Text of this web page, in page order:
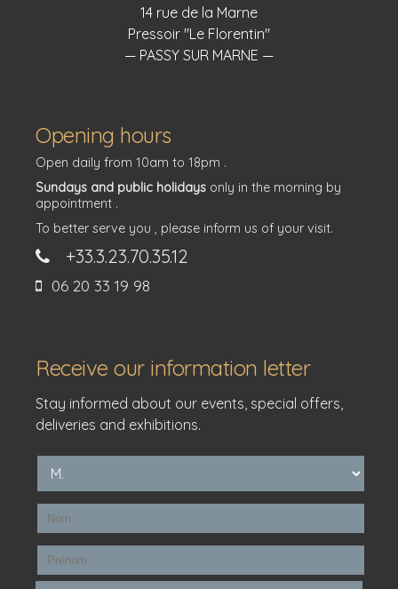
14 rue de la Marne
Pressoir "Le Florentin"
— PASSY SUR MARNE —
Opening hours
Open daily from 10am to 18pm .
Sundays and public holidays only in the morning by
appointment .
To better serve you , please inform us of your visit.
+33.3.23.70.35.12
06 20 33 19 98
Receive our information letter
Stay informed about our events, special offers,
deliveries and exhibitions.